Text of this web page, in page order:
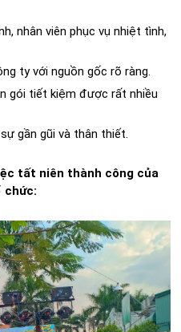
nhân viên phục vụ nhiệt tình,
ty với nguồn gốc rõ ràng.
gói tiết kiệm được rất nhiều
gần gũi và thân thiết.
tất niên thành công của
chức: